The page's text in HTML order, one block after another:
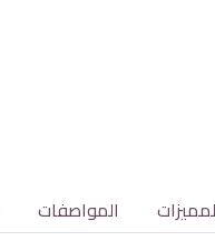
المواصفات